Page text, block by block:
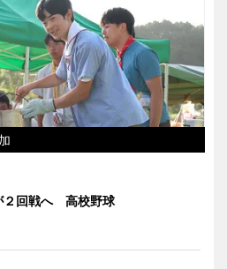
２回戦へ 高校野球